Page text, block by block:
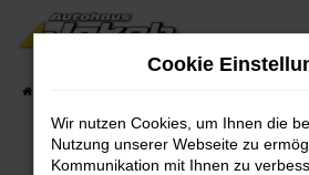
Zum
Hauptinhalt
Cookie
Wir nutzen Cookies, um Ihnen die
Nutzung unserer Webseite zu
Kommunikation mit Ihnen zu